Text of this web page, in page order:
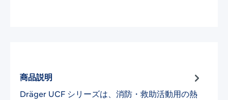
商品説明
Dräger UCF シリーズは、消防・救助活動用の熱